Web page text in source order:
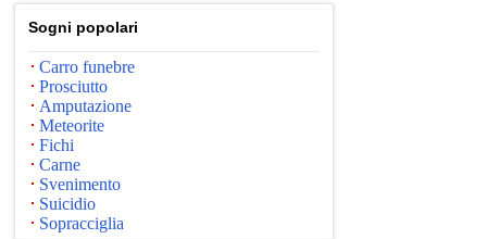
Sogni popolari
Carro funebre
Prosciutto
Amputazione
Meteorite
Fichi
Carne
Svenimento
Suicidio
Sopracciglia